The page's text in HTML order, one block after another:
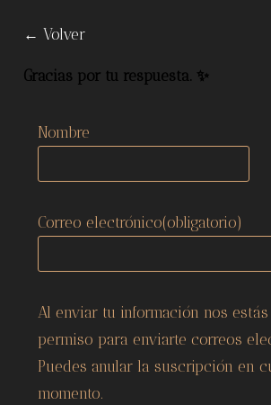
← Volver
Gracias por tu respuesta. ✨
Nombre
Correo electrónico(obligatorio)
Al enviar tu información nos
permiso para enviarte correos
Puedes anular la suscripción en
momento.